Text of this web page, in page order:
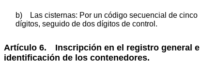
b) Las cisternas: Por un código secuencial de cinco
dígitos, seguido de dos dígitos de control.
Artículo 6. Inscripción en el registro general e
identificación de los contenedores.